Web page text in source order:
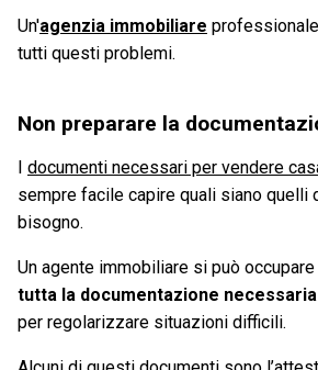
Un'agenzia immobiliare
tutti questi problemi.
Non preparare la
documenti necessari per vendere
sempre facile capire quali siano quelli
bisogno.
Un agente immobiliare si può
tutta la documentazione necessaria
per regolarizzare situazioni difficili.